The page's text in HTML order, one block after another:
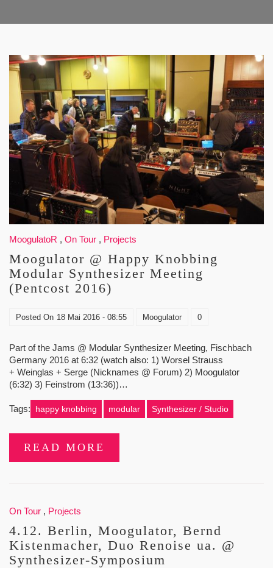
MoogulatoR , On Tour , Projects
Moogulator @ Happy Knobbing
Modular Synthesizer Meeting
(Pentcost 2016)
Posted On 18 Mai 2016 - 08:55 Moogulator 0
Part of the Jams @ Modular Synthesizer Meeting, Fischbach
Germany 2016 at 6:32 (watch also: 1) Worsel Strauss
+ Weinglas + Serge (Nicknames @ Forum) 2) Moogulator
(6:32) 3) Feinstrom (13:36))…
Tags: happy knobbing modular Synthesizer / Studio
READ MORE
On Tour , Projects
4.12. Berlin, Moogulator, Bernd
Kistenmacher, Duo Renoise ua. @
Synthesizer-Symposium